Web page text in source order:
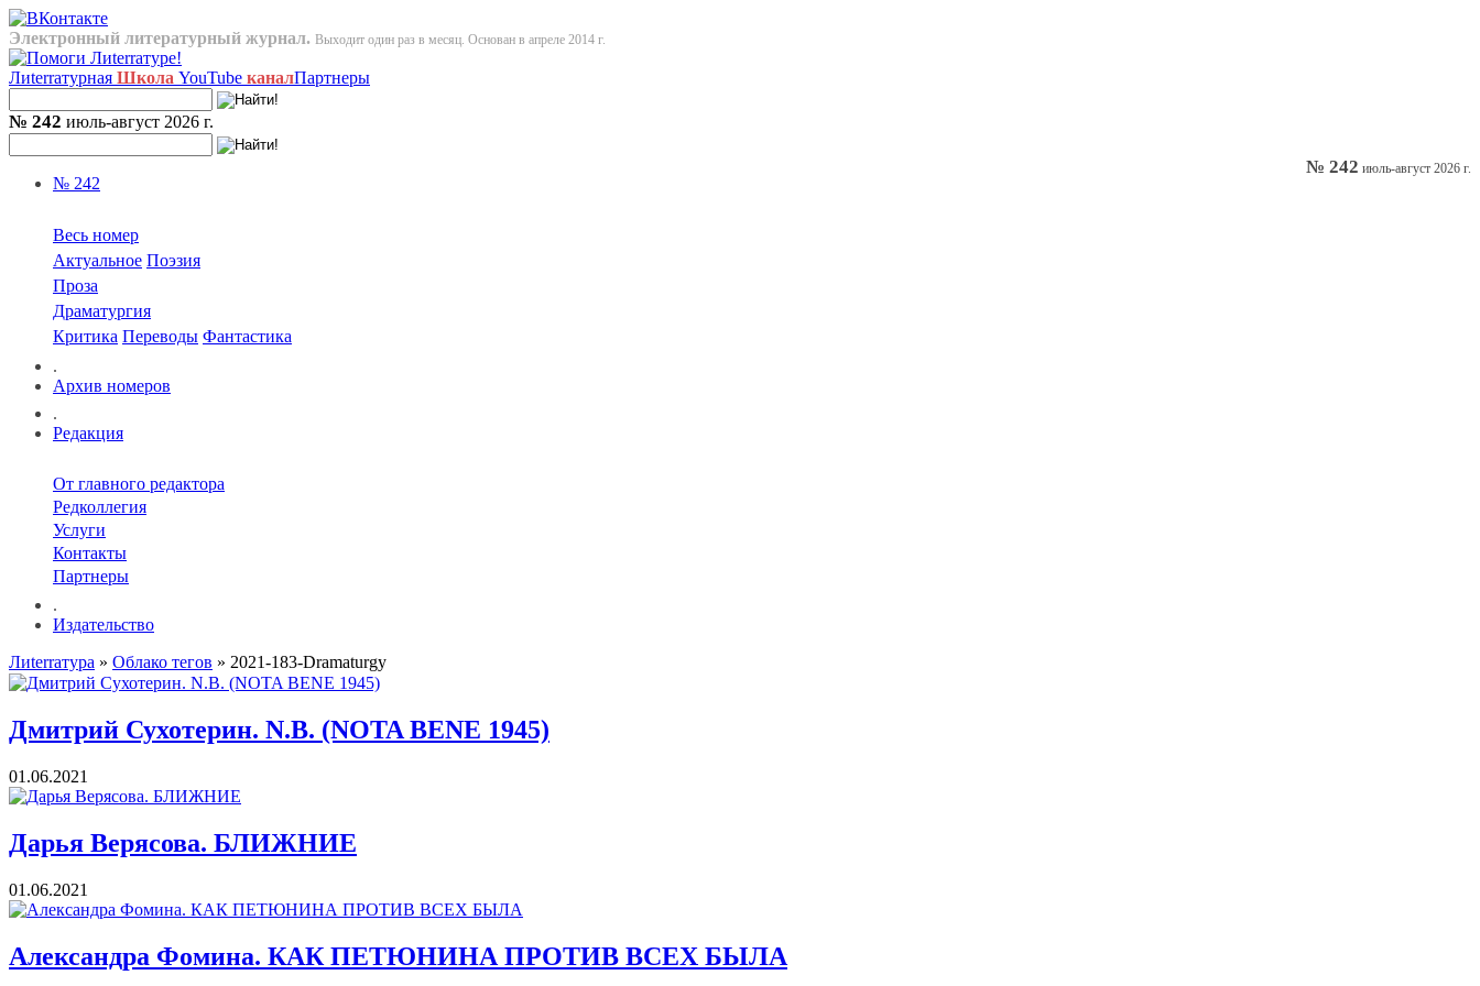
Электронный литературный журнал. Выходит один раз в месяц. Основан в апреле 2014 г.
Лиterraтурная Школа YouTube каналПартнеры
№ 242 июль-август 2026 г.
№ 242
Весь номер
Актуальное Поэзия
Проза
Драматургия
Критика Переводы Фантастика
.
Архив номеров
.
Редакция
От главного редактора
Редколлегия
Услуги
Контакты
Партнеры
.
Издательство
№ 242 июль-август 2026 г.
Лиterraтура » Облако тегов » 2021-183-Dramaturgy
Дмитрий Сухотерин. N.B. (NOTA BENE 1945)
01.06.2021
Дарья Верясова. БЛИЖНИЕ
01.06.2021
Александра Фомина. КАК ПЕТЮНИНА ПРОТИВ ВСЕХ БЫЛА